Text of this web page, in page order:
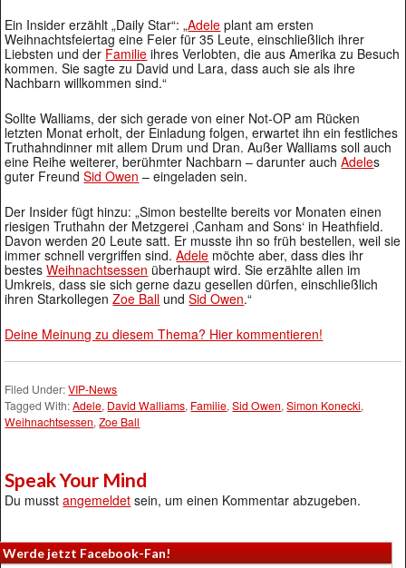
Ein Insider erzählt „Daily Star“: „Adele plant am ersten
Weihnachtsfeiertag eine Feier für 35 Leute, einschließlich ihrer
Liebsten und der Familie ihres Verlobten, die aus Amerika zu Besuch
kommen. Sie sagte zu David und Lara, dass auch sie als ihre
Nachbarn willkommen sind.“
Sollte Walliams, der sich gerade von einer Not-OP am Rücken
letzten Monat erholt, der Einladung folgen, erwartet ihn ein festliches
Truthahndinner mit allem Drum und Dran. Außer Walliams soll auch
eine Reihe weiterer, berühmter Nachbarn – darunter auchAdeles
guter FreundSid Owen – eingeladen sein.
Der Insider fügt hinzu: „Simon bestellte bereits vor Monaten einen
riesigen Truthahn der Metzgerei ‚Canham and Sons‘ in Heathfield.
Davon werden 20 Leute satt. Er musste ihn so früh bestellen, weil sie
immer schnell vergriffen sind.Adele möchte aber, dass dies ihr
bestesWeihnachtsessen überhaupt wird. Sie erzählte allen im
Umkreis, dass sie sich gerne dazu gesellen dürfen, einschließlich
ihren StarkollegenZoe Ball undSid Owen.“
Deine Meinung zu diesem Thema? Hier kommentieren!
Filed Under:VIP-News
Tagged With:Adele, David Walliams, Familie,Sid Owen,Simon Konecki,
Weihnachtsessen,Zoe Ball
Speak Your Mind
Du musstangemeldet sein, um einen Kommentar abzugeben.
Werde jetzt Facebook-Fan!